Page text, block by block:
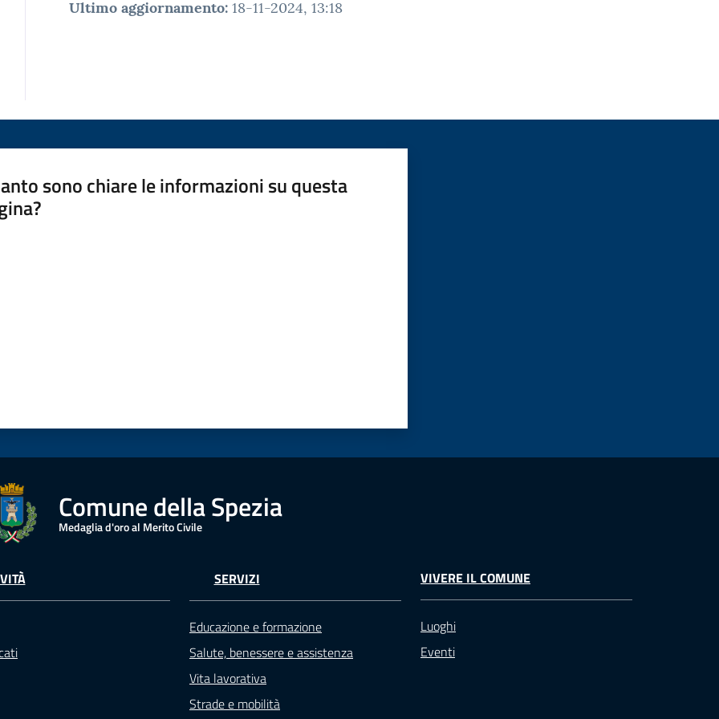
Ultimo aggiornamento: 18-11-2024, 13:18
sono chiare le informazioni su questa
Comune della Spezia
Medaglia d'oro al Merito Civile
SERVIZI
Educazione e formazione
Salute, benessere e assistenza
Vita lavorativa
Strade e mobilità
VIVERE IL COMUNE
Luoghi
Eventi